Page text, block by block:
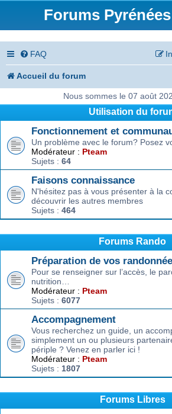
Forums
FAQ
Accueil du forum
Nous sommes le 07 août
Utilisation du
Fonctionnement et
Un problème avec le forum? Posez
Modérateur : Pteam
Sujets : 64
Faisons connaissance
N'hésitez pas à vous présenter à la
découvrir les autres membres
Sujets : 464
Forums Rando
Préparation de vos
Pour se renseigner sur l’accès, le
nutrition…
Modérateur : Pteam
Sujets : 6077
Accompagnement
Vous recherchez un guide, un
simplement un ou plusieurs
périple ? Venez en parler ici !
Modérateur : Pteam
Sujets : 1807
Forums Libres